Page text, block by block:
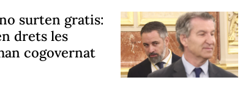
surten gratis:
drets les
cogovernat